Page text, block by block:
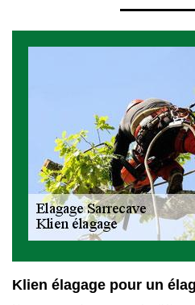
Klien élagage pour un